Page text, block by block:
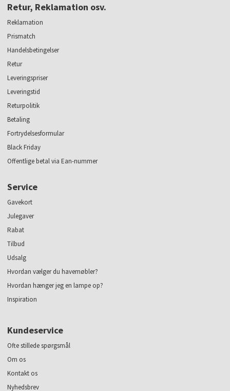
Retur, Reklamation osv.
Reklamation
Prismatch
Handelsbetingelser
Retur
Leveringspriser
Leveringstid
Returpolitik
Betaling
Fortrydelsesformular
Black Friday
Offentlige betal via Ean-nummer
Service
Gavekort
Julegaver
Rabat
Tilbud
Udsalg
Hvordan vælger du havemøbler?
Hvordan hænger jeg en lampe op?
Inspiration
Kundeservice
Ofte stillede spørgsmål
Om os
Kontakt os
Nyhedsbrev